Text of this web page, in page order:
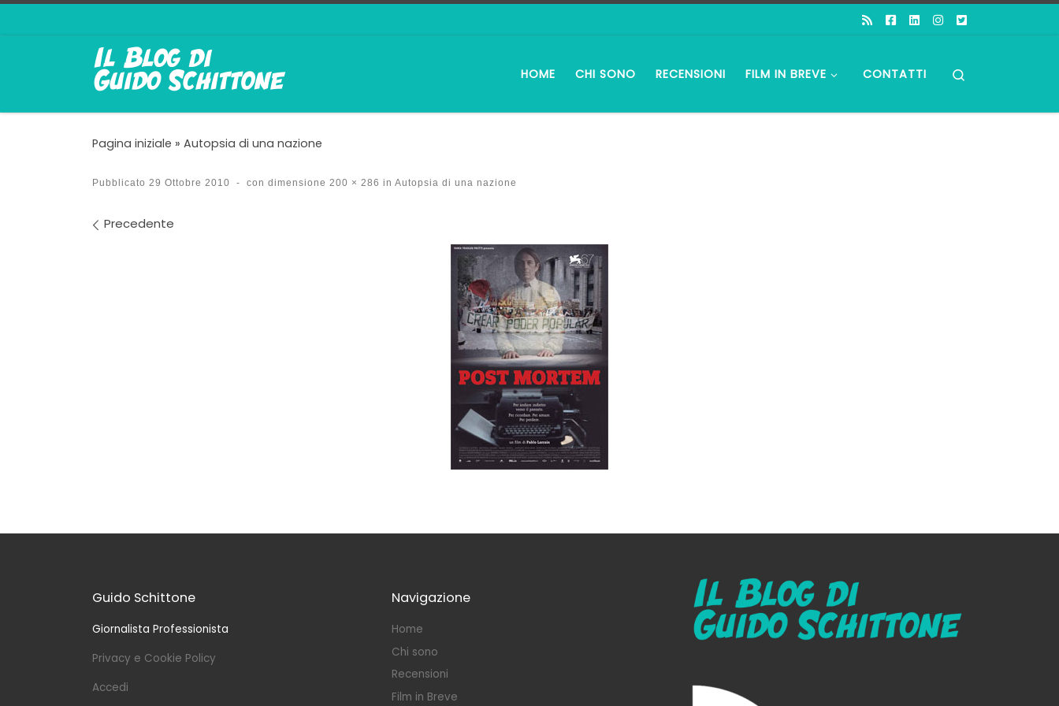
HOME CHI SONO RECENSIONI FILM IN BREVE CONTATTI
Pagina iniziale » Autopsia di una nazione
Pubblicato 29 Ottobre 2010 - con dimensione 200 × 286 in Autopsia di una nazione
Navigazione immagini
Precedente
Guido Schittone
Giornalista Professionista
Privacy e Cookie Policy
Accedi
Navigazione
Home
Chi sono
Recensioni
Film in Breve